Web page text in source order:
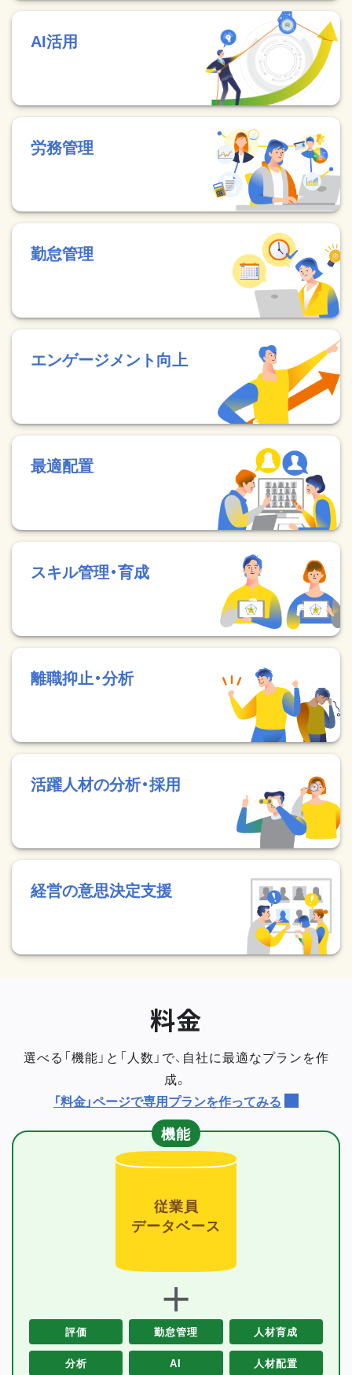
AI活用
労務管理
勤怠管理
エンゲージメント向上
最適配置
スキル管理・育成
離職抑止・分析
活躍人材の分析・採用
経営の意思決定支援
料金
選べる「機能」と「人数」で、自社に最適なプランを作
成。
「料金」ページで専用プランを作ってみる
機能
従業員
データベース
＋
評価 勤怠管理 人材育成
分析 AI 人材配置